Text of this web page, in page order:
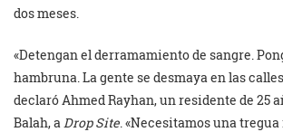
dos meses.
«Detengan el derramamiento de sangre.
hambruna. La gente se desmaya en las
declaró Ahmed Rayhan, un residente de 25
Balah, aDrop Site. «Necesitamos una